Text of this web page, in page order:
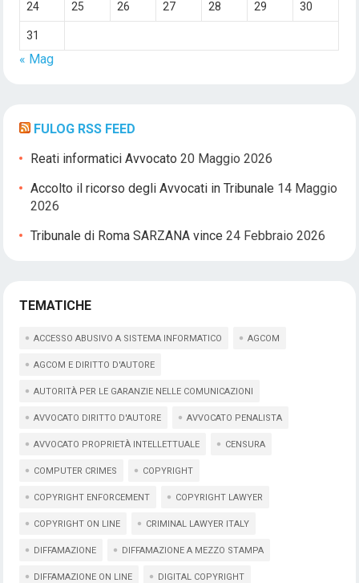
24 25 26 27 28 29 30
31
« Mag
FULOG RSS FEED
Reati informatici Avvocato 20 Maggio 2026
Accolto il ricorso degli Avvocati in Tribunale 14 Maggio
2026
Tribunale di Roma SARZANA vince 24 Febbraio 2026
TEMATICHE
ACCESSO ABUSIVO A SISTEMA INFORMATICO AGCOM
AGCOM E DIRITTO D'AUTORE
AUTORITÀ PER LE GARANZIE NELLE COMUNICAZIONI
AVVOCATO DIRITTO D'AUTORE AVVOCATO PENALISTA
AVVOCATO PROPRIETÀ INTELLETTUALE CENSURA
COMPUTER CRIMES COPYRIGHT
COPYRIGHT ENFORCEMENT COPYRIGHT LAWYER
COPYRIGHT ON LINE CRIMINAL LAWYER ITALY
DIFFAMAZIONE DIFFAMAZIONE A MEZZO STAMPA
DIFFAMAZIONE ON LINE DIGITAL COPYRIGHT